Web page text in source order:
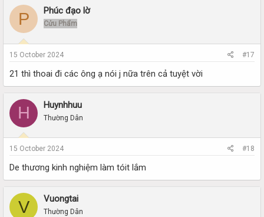
P Phúc đạo lờ
Cửu Phẩm
15 October 2024 #17
21 thì thoai đi các ông ạ nói j nữa trên cả tuyệt vời
H Huynhhuu
Thường Dân
15 October 2024 #18
De thương kinh nghiệm làm tóit lắm
V Vuongtai
Thường Dân